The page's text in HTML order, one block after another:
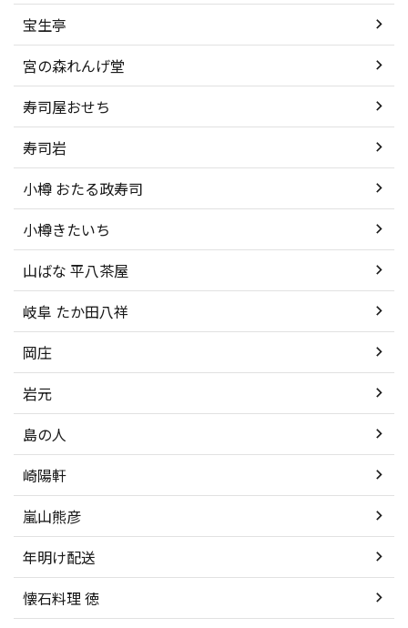
宝生亭
宮の森れんげ堂
寿司屋おせち
寿司岩
小樽 おたる政寿司
小樽きたいち
山ばな 平八茶屋
岐阜 たか田八祥
岡庄
岩元
島の人
崎陽軒
嵐山熊彦
年明け配送
懐石料理 徳